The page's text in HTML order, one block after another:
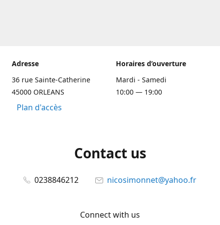
Adresse
36 rue Sainte-Catherine
45000 ORLEANS
Plan d'accès
Horaires d’ouverture
Mardi - Samedi
10:00 — 19:00
Contact us
0238846212 nicosimonnet@yahoo.fr
Connect with us